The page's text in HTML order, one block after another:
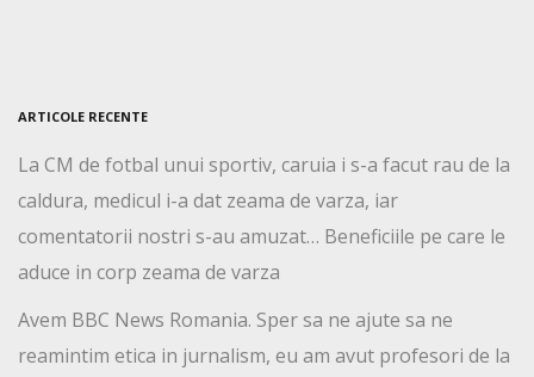
ARTICOLE RECENTE
La CM de fotbal unui sportiv, caruia i s-a facut rau de la
caldura, medicul i-a dat zeama de varza, iar
comentatorii nostri s-au amuzat… Beneficiile pe care le
aduce in corp zeama de varza
Avem BBC News Romania. Sper sa ne ajute sa ne
reamintim etica in jurnalism, eu am avut profesori de la